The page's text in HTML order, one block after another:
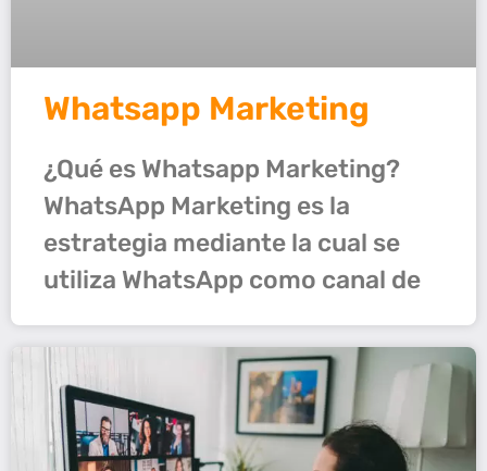
Whatsapp Marketing
¿Qué es Whatsapp Marketing?
WhatsApp Marketing es la
estrategia mediante la cual se
utiliza WhatsApp como canal de